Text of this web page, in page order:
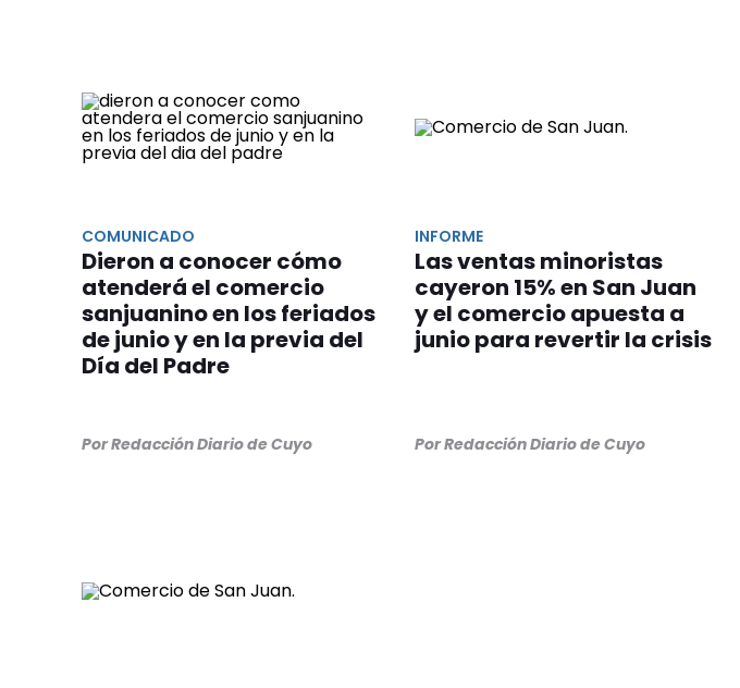
COMUNICADO
Dieron a conocer cómo
atenderá el comercio
sanjuanino en los feriados
de junio y en la previa del
Día del Padre
Por Redacción Diario de Cuyo
INFORME
Las ventas minoristas
cayeron 15% en San Juan
y el comercio apuesta a
junio para revertir la crisis
Por Redacción Diario de Cuyo